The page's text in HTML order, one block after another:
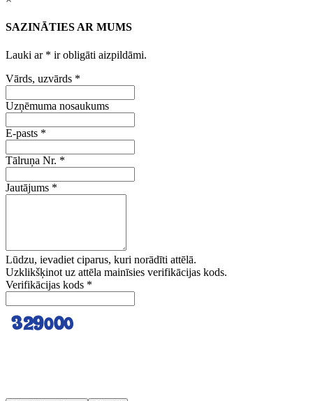
SAZINĀTIES AR MUMS
Lauki ar * ir obligāti aizpildāmi.
Vārds, uzvārds *
Uzņēmuma nosaukums
E-pasts *
Tālruņa Nr. *
Jautājums *
Lūdzu, ievadiet ciparus, kuri norādīti attēlā.
Uzklikšķinot uz attēla mainīsies verifikācijas kods.
Verifikācijas kods *